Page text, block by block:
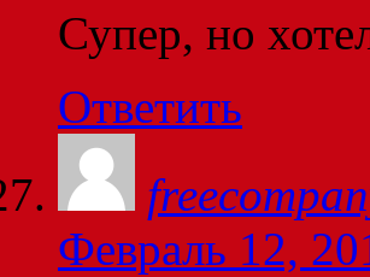
Супер, но
Ответить
Февраль 12,